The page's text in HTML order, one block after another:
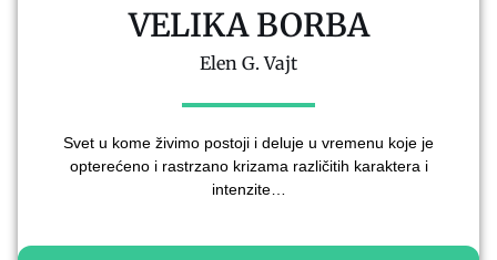
VELIKA BORBA
Elen G. Vajt
Svet u kome živimo postoji i deluje u vremenu koje je
opterećeno i rastrzano krizama različitih karaktera i
intenzite…